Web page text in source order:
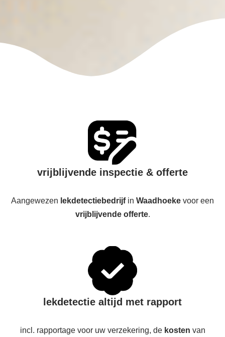
vrijblijvende inspectie & offerte
Aangewezen lekdetectiebedrijfin Waadhoeke voor een
vrijblijvende offerte.
lekdetectie altijd met rapport
incl. rapportage voor uw verzekering, de kosten van